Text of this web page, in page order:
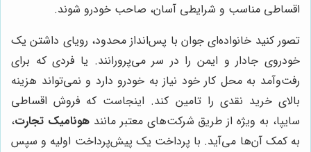
اقساطی مناسب و شرایطی آسان، صاحب خودرو شوند.
تصور کنید خانواده‌ای جوان با پس‌انداز محدود، رویای داشتن یک
خودروی جادار و ایمن را در سر می‌پرورانند. یا فردی که برای
رفت‌وآمد به محل کار خود نیاز به خودرو دارد و نمی‌تواند هزینه
بالای خرید نقدی را تامین کند. اینجاست که فروش اقساطی
سایپا، به ویژه از طریق شرکت‌های معتبر مانندهونامیک تجارت،
به کمک آن‌ها می‌آید. با پرداخت یک پیش‌پرداخت اولیه و سپس